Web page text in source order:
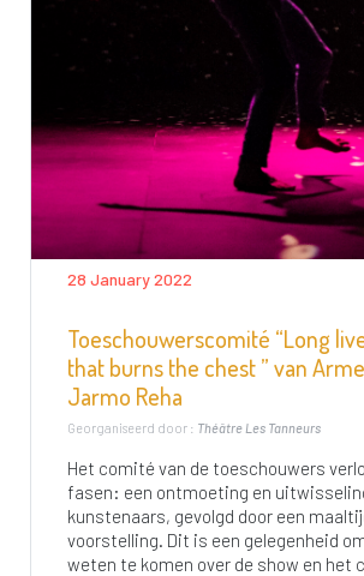
28 January 2022
Toeschouwerscomité “Long
that burns the chest ” van
Jarmo Reha
Georganiseerd door : Théâtre Les Tanneurs
Het comité van de toeschouwers
fasen: een ontmoeting en
kunstenaars, gevolgd door een
voorstelling. Dit is een gelegenheid
weten te komen over de show en het